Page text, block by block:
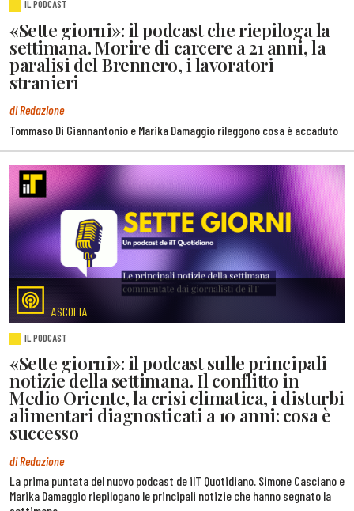
IL PODCAST
«Sette giorni»: il podcast che riepiloga la
settimana. Morire di carcere a 21 anni, la
paralisi del Brennero, i lavoratori
stranieri
di Redazione
Tommaso Di Giannantonio e Marika Damaggio rileggono cosa è accaduto
ASCOLTA
IL PODCAST
«Sette giorni»: il podcast sulle principali
notizie della settimana. Il conflitto in
Medio Oriente, la crisi climatica, i disturbi
alimentari diagnosticati a 10 anni: cosa è
successo
di Redazione
La prima puntata del nuovo podcast de ilT Quotidiano. Simone Casciano e
Marika Damaggio riepilogano le principali notizie che hanno segnato la